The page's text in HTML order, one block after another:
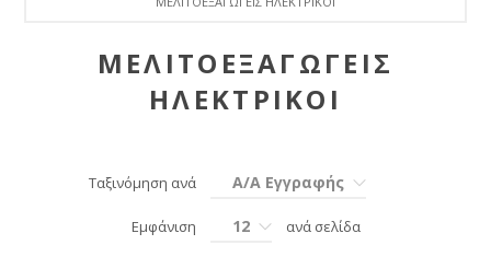
ΜΕΛΙΤΟΕΞΑΓΩΓΕΊΣ
ΗΛΕΚΤΡΙΚΟΊ
Ταξινόμηση ανά Α/Α Εγγραφής
Εμφάνιση 12 ανά σελίδα